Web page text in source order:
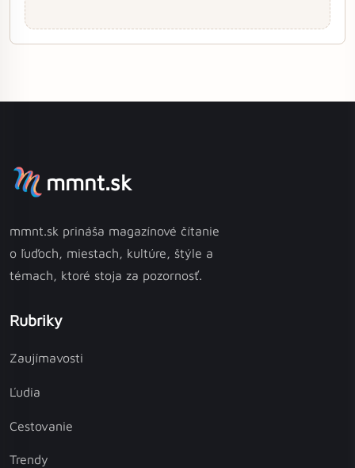
mmnt.sk
mmnt.sk prináša magazínové čítanie
o ľuďoch, miestach, kultúre, štýle a
témach, ktoré stoja za pozornosť.
Rubriky
Zaujímavosti
Ľudia
Cestovanie
Trendy